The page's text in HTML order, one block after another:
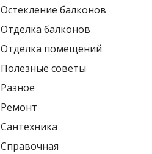
Остекление балконов
Отделка балконов
Отделка помещений
Полезные советы
Разное
Ремонт
Сантехника
Справочная